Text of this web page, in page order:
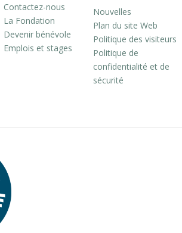
Contactez-nous
La Fondation
Devenir bénévole
Emplois et stages
Nouvelles
Plan du site Web
Politique des visiteurs
Politique de
confidentialité et de
sécurité